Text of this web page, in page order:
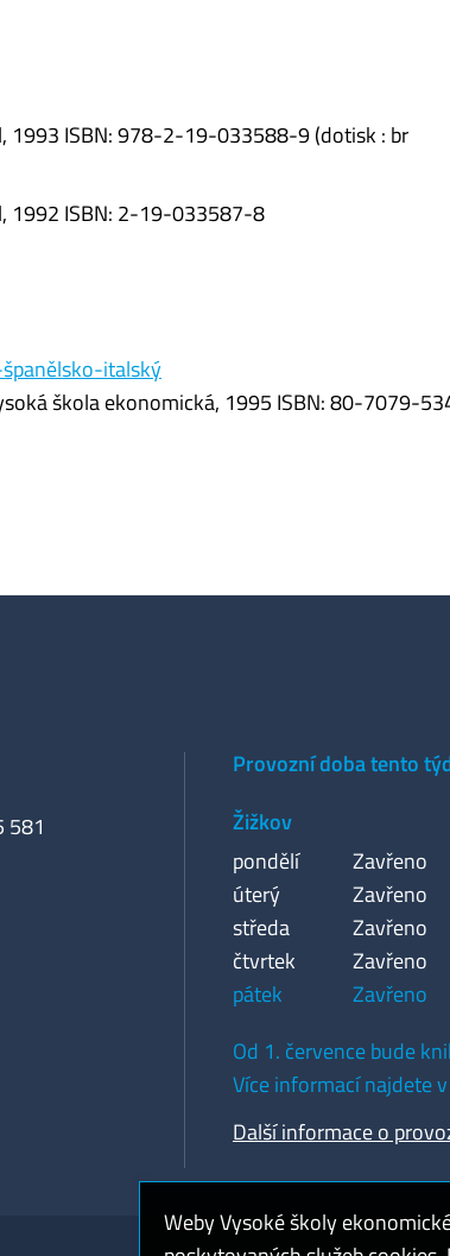
1993 ISBN: 978-2-19-033588-9 (dotisk : br
1992 ISBN: 2-19-033587-8
italský
škola ekonomická, 1995 ISBN: 80-7079-
581
Provozní doba tento
Žižkov
pondělí
Zavřeno
úterý
Zavřeno
středa
Zavřeno
čtvrtek
Zavřeno
pátek
Zavřeno
Od 1. července bude
Více informací najdete
Další informace o
Weby Vysoké školy